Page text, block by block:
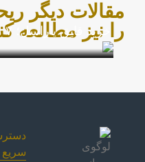
مقالات دیگر
را نیز مطالعه
خرید قایق پاراسل؛ ۷ معیار انتخاب و راه‌اندازی کلوپ دریایی
سریع